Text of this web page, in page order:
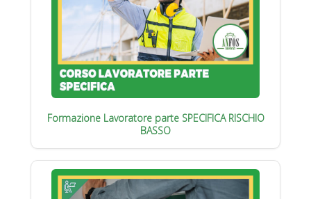
Formazione Lavoratore parte SPECIFICA RISCHIO
BASSO